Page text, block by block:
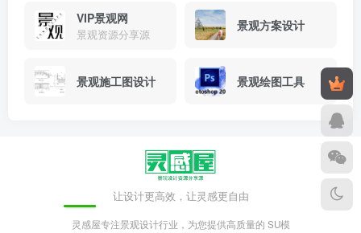
VIP景观网
景观资源分享源
景观方案设计
景观施工图设计 景观绘图工具
让设计更高效，让灵感更自由
灵感屋专注景观设计行业，为您提供高质量的 SU模